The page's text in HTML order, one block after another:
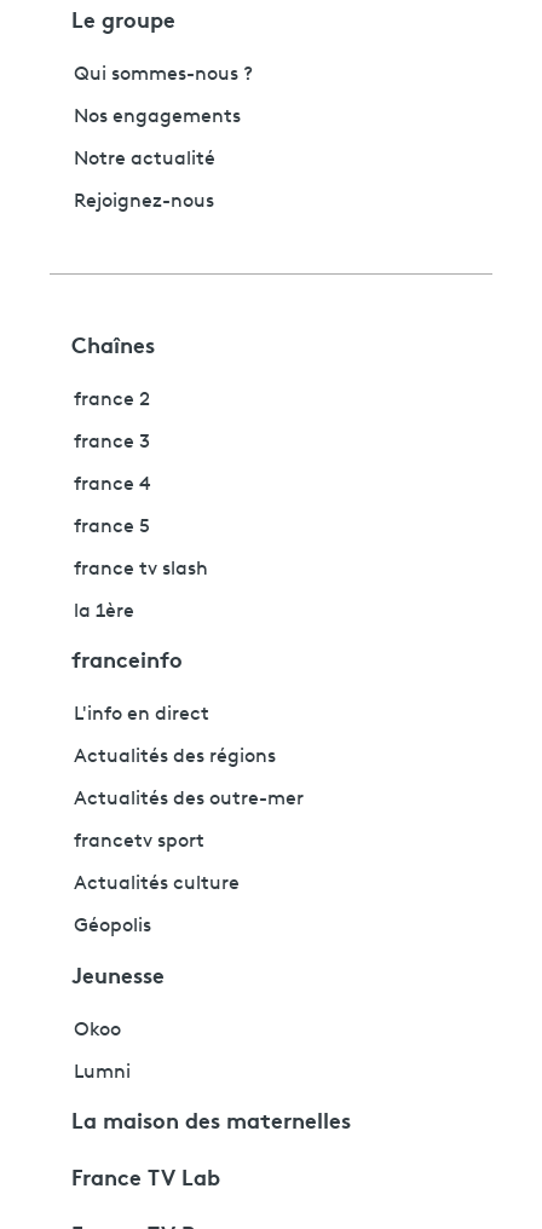
Le groupe
Qui sommes-nous ?
Nos engagements
Notre actualité
Rejoignez-nous
Chaînes
france 2
france 3
france 4
france 5
france tv slash
la 1ère
franceinfo
L'info en direct
Actualités des régions
Actualités des outre-mer
francetv sport
Actualités culture
Géopolis
Jeunesse
Okoo
Lumni
La maison des maternelles
France TV Lab